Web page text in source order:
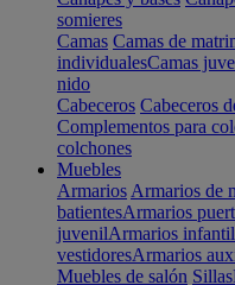
somieres
Camas Camas de
individualesCamas
nido
Cabeceros Cabeceros
Complementos para
colchones
Muebles
Armarios Armarios de
batientesArmarios
juvenilArmarios
vestidoresArmarios
Muebles de salón Sillas